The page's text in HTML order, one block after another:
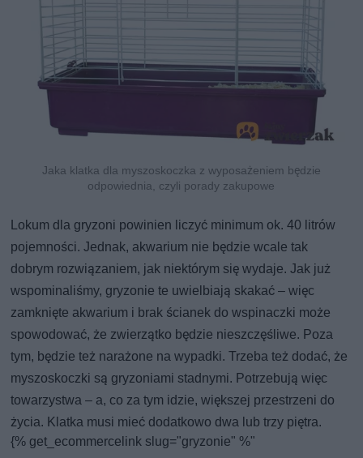
Jaka klatka dla myszoskoczka z wyposażeniem będzie
odpowiednia, czyli porady zakupowe
Lokum dla gryzoni powinien liczyć minimum ok. 40 litrów
pojemności. Jednak, akwarium nie będzie wcale tak
dobrym rozwiązaniem, jak niektórym się wydaje. Jak już
wspominaliśmy, gryzonie te uwielbiają skakać – więc
zamknięte akwarium i brak ścianek do wspinaczki może
spowodować, że zwierzątko będzie nieszczęśliwe. Poza
tym, będzie też narażone na wypadki. Trzeba też dodać, że
myszoskoczki są gryzoniami stadnymi. Potrzebują więc
towarzystwa – a, co za tym idzie, większej przestrzeni do
życia. Klatka musi mieć dodatkowo dwa lub trzy piętra.
{% get_ecommercelink slug="gryzonie" %"